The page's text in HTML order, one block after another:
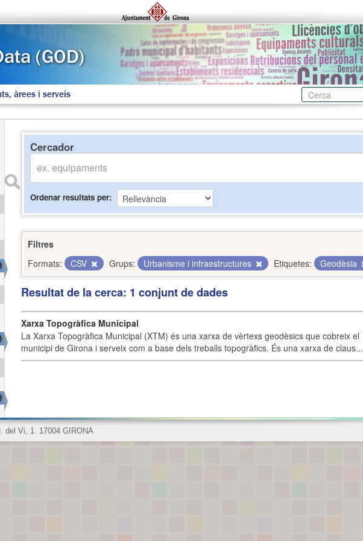
àrees i serveis
Cercador
Ordenar resultats per
Filtres
Formats:
CSV Grups: Urbanisme i infraestructures Etiquetes: Geodèsia
Resultat de la cerca: 1 conjunt de dades
Xarxa Topogràfica Municipal
La Xarxa Topogràfica Municipal (XTM) és una xarxa de vèrtexs geodèsics que cobreix el
municipi de Girona i serveix com a base dels treballs topogràfics. És una xarxa de claus...
del Vi, 1. 17004 GIRONA